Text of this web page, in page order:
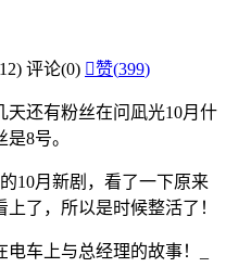
评论(0) 赞(399)
天还有粉丝在问凪光10月什
8号。
10月新剧，看了一下原来
了，所以是时候整活了！